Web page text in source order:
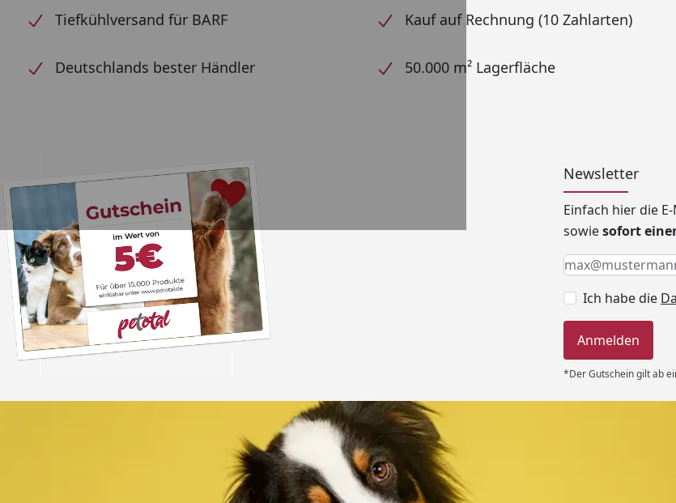
Tiefkühlversand für BARF Kauf auf Rechnung (10 Zahlarten)
Deutschlands bester Händler 50.000 m² Lagerfläche
Newsletter
Einfach hier die
sowiesofort
Keine Eingabe
Eingabe
E-Mail *
Ich habe die
Anmelden
*Der Gutschein gilt ab
„Schnelle Lieferung, ordentlich